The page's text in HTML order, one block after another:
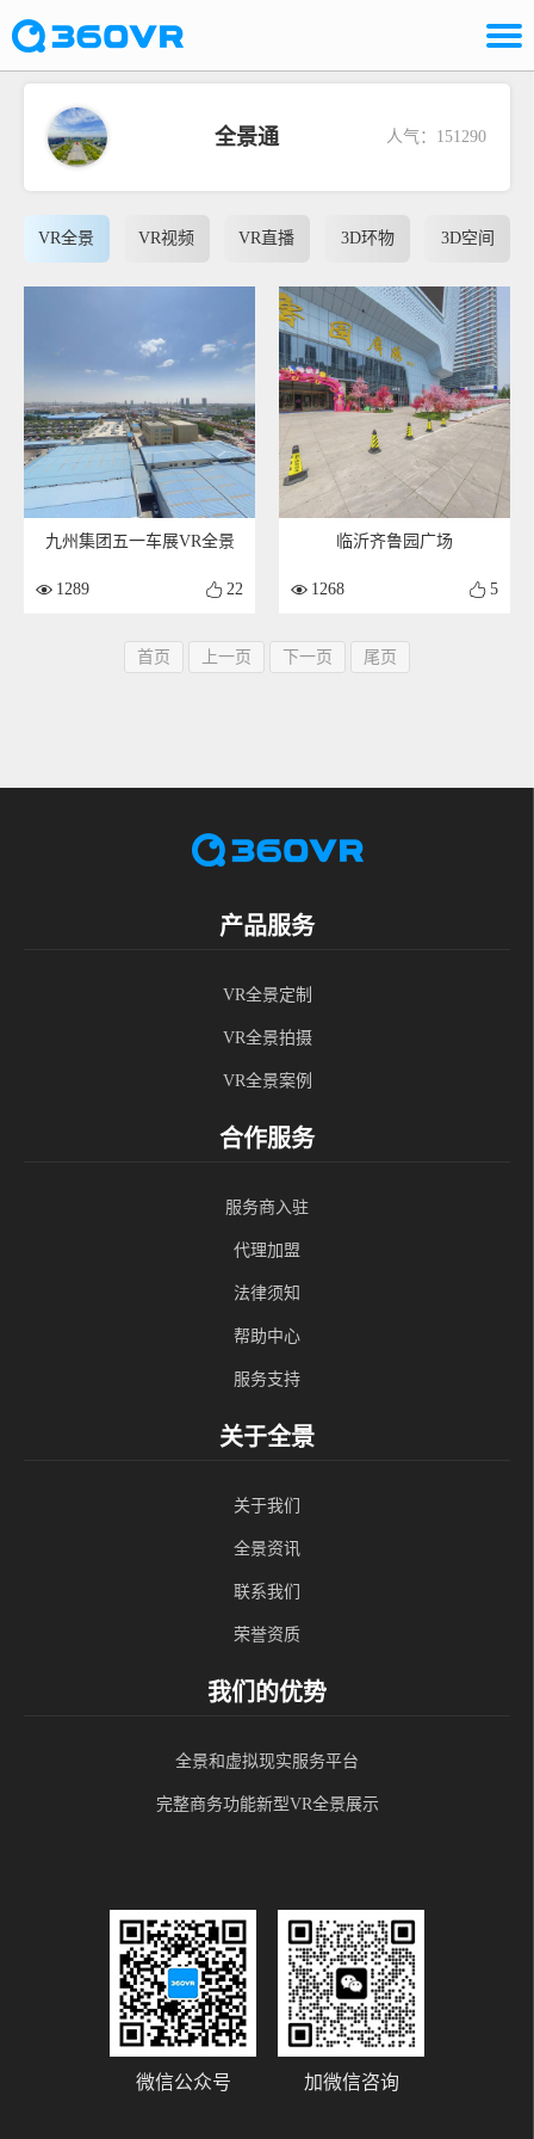
全景通 人气：151290
VR全景 VR视频 VR直播 3D环物 3D空间
九州集团五一车展VR全景
1289 22
临沂齐鲁园广场
1268 5
首页 上一页 下一页 尾页
产品服务
VR全景定制
VR全景拍摄
VR全景案例
合作服务
服务商入驻
代理加盟
法律须知
帮助中心
服务支持
关于全景
关于我们
全景资讯
联系我们
荣誉资质
我们的优势
全景和虚拟现实服务平台
完整商务功能新型VR全景展示
微信公众号 加微信咨询